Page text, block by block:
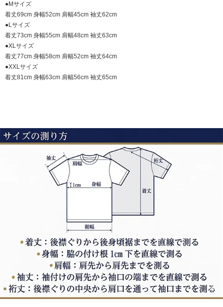
●Mサイズ
着丈69cm 身幅52cm 肩幅45cm 袖丈62cm
●Lサイズ
着丈73cm 身幅55cm 肩幅48cm 袖丈63cm
●XLサイズ
着丈77cm 身幅58cm 肩幅52cm 袖丈64cm
●XXLサイズ
着丈81cm 身幅63cm 肩幅56cm 袖丈65cm